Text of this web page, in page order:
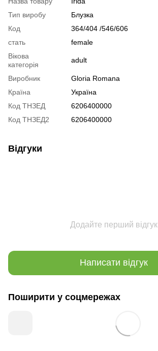
Тип виробу
Блузка
Код
364/404 /546/606
стать
female
Вікова
категорія
adult
Виробник
Gloria Romana
Країна
Україна
Код ТНЗЕД
6206400000
Код ТНЗЕД2
6206400000
Відгуки
Додайте перший відгук
Написати відгук
Поширити у соцмережах